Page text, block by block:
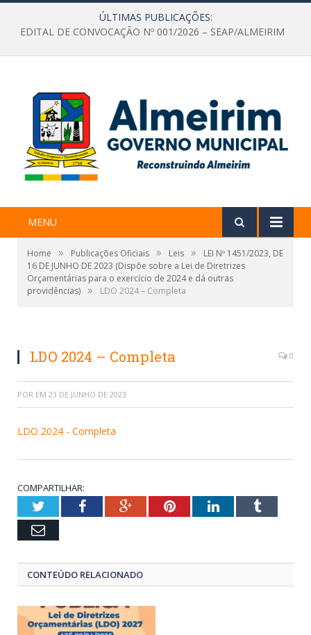
ÚLTIMAS PUBLICAÇÕES:
EDITAL DE CONVOCAÇÃO Nº 001/2026 – SEAP/ALMEIRIM
MENU
Home » Publicações Oficiais » Leis »
LEI Nº 1451/2023, DE
16 DE JUNHO DE 2023 (Dispõe sobre a Lei de Diretrizes
Orçamentárias para o exercício de 2024 e dá outras
providências) » LDO 2024 – Completa
LDO 2024 – Completa 0
POR EM 23 DE JUNHO DE 2023
LDO 2024 - Completa
COMPARTILHAR:
TwitterFacebookGoogle+PinterestLinkedInTumblr
Email
CONTEÚDO RELACIONADO